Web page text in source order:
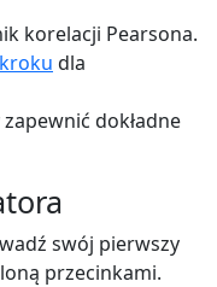
korelacji Pearsona.
dla
dokładne
swój pierwszy
przecinkami.